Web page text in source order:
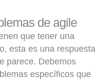
de agile
que tener una
esta es una respuesta
parece. Debemos
específicos que